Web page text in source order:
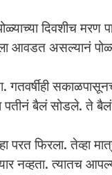
दिवशीच मरण
आवडत असल्यानं
पतीनं बैलं सोडले. ते
फिरला. तेव्हा
नव्हता. त्यातच